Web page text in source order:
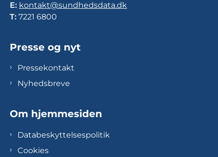
E: kontakt@sundhedsdata.dk
T: 7221 6800
Presse og nyt
Pressekontakt
Nyhedsbreve
Om hjemmesiden
Databeskyttelsespolitik
Cookies